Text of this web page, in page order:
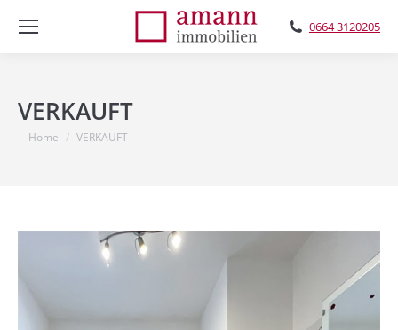
0664 3120205
VERKAUFT
You are here:
Home VERKAUFT